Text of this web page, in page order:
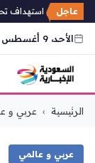
عاجل
يعلنون استهداف
الأحد، 9 أغسطس 2026
التجاوز
الرئيسية › عربي و
عربي و عالمي